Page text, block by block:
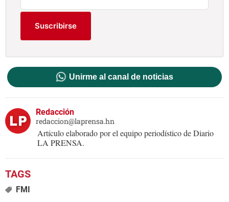
Suscribirse
Unirme al canal de noticias
Redacción
redaccion@laprensa.hn
Artículo elaborado por el equipo periodístico de Diario
LA PRENSA.
FMI